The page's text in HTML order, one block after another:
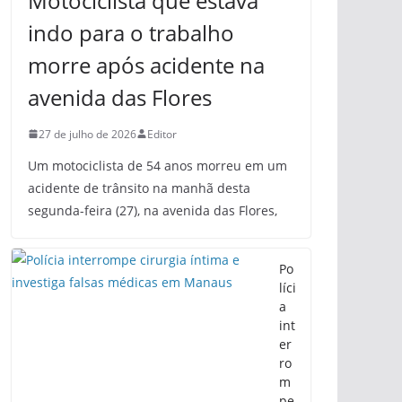
indo para o trabalho
morre após acidente na
avenida das Flores
27 de julho de 2026 Editor
Um motociclista de 54 anos morreu em um
acidente de trânsito na manhã desta
segunda-feira (27), na avenida das Flores,
Po
líci
a
int
er
ro
m